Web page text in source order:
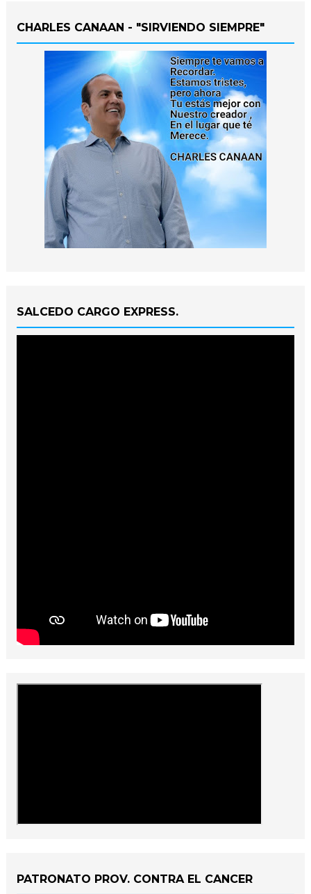
CHARLES CANAAN - "SIRVIENDO SIEMPRE"
SALCEDO CARGO EXPRESS.
PATRONATO PROV. CONTRA EL CANCER